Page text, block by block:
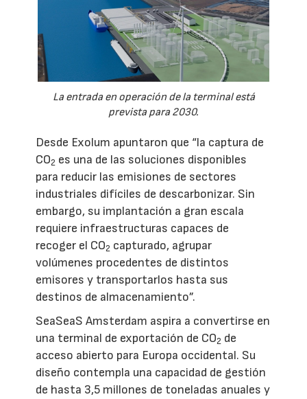
La entrada en operación de la terminal está
prevista para 2030.
Desde Exolum apuntaron que “la captura de
CO2 es una de las soluciones disponibles
para reducir las emisiones de sectores
industriales difíciles de descarbonizar. Sin
embargo, su implantación a gran escala
requiere infraestructuras capaces de
recoger el CO2 capturado, agrupar
volúmenes procedentes de distintos
emisores y transportarlos hasta sus
destinos de almacenamiento”.
SeaSeaS Amsterdam aspira a convertirse en
una terminal de exportación de CO2 de
acceso abierto para Europa occidental. Su
diseño contempla una capacidad de gestión
de hasta 3,5 millones de toneladas anuales y